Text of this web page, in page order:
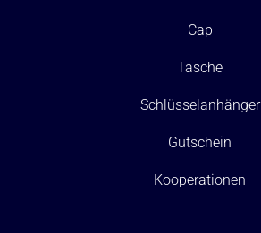
Cap
Tasche
Schlüsselanhänger
Gutschein
Kooperationen